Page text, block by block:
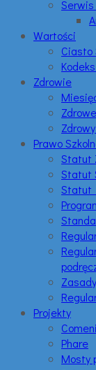
Wartości
Ciasto
Zdrowie
Prawo
Statut
Statut
Statut
Projekty
Phare
Mosty